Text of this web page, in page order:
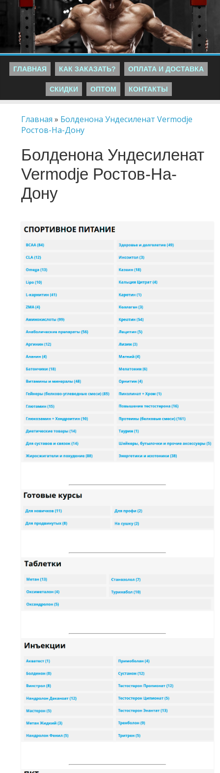
ГЛАВНАЯ КАК ЗАКАЗАТЬ? ОПЛАТА И ДОСТАВКА
СКИДКИ ОПТОМ КОНТАКТЫ
Главная » Болденона Ундесиленат Vermodje
Ростов-На-Дону
Болденона Ундесиленат
Vermodje Ростов-На-
Дону